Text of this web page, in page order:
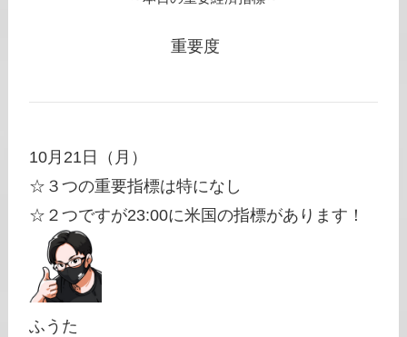
重要度
10月21日（月）
☆３つの重要指標は特になし
☆２つですが23:00に米国の指標があります！
ふうた